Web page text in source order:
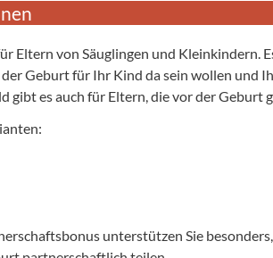
Eltern von Säuglingen und Kleinkindern.
der Geburt für Ihr Kind da sein wollen und
gibt es auch für Eltern, die vor der Geburt
unterstützen Sie